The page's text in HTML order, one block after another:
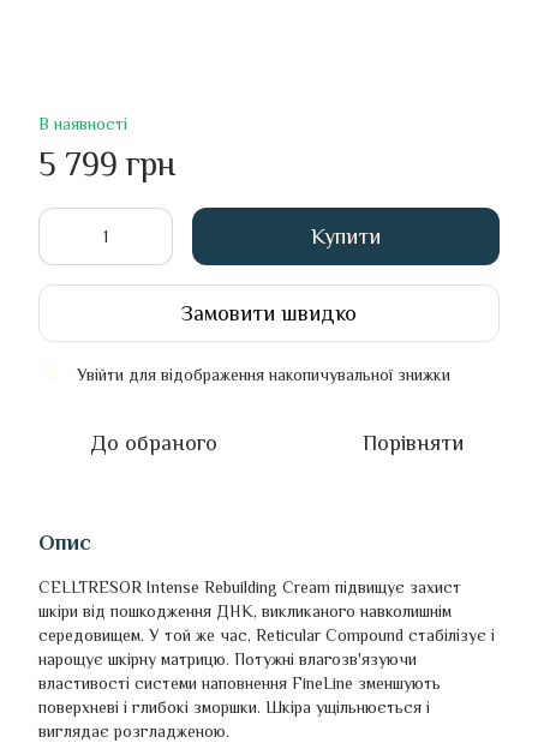
В наявності
5 799 грн
Купити
Замовити швидко
Увійти для відображення накопичувальної знижки
До обраного Порівняти
Опис
CELLTRESOR Intense Rebuilding Cream підвищує захист
шкіри від пошкодження ДНК, викликаного навколишнім
середовищем. У той же час, Reticular Compound стабілізує і
нарощує шкірну матрицю. Потужні влагозв'язуючи
властивості системи наповнення FineLine зменшують
поверхневі і глибокі зморшки. Шкіра ущільнюється і
виглядає розгладженою.